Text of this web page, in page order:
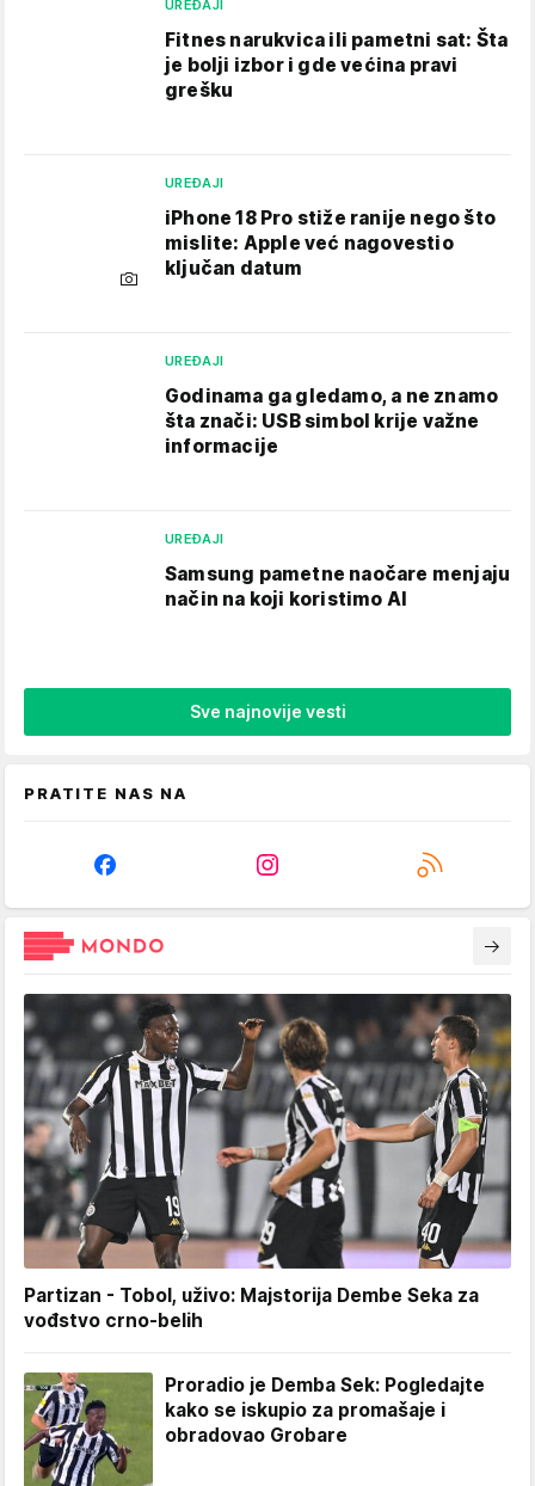
UREĐAJI
Fitnes narukvica ili pametni sat: Šta
je bolji izbor i gde većina pravi
grešku
UREĐAJI
iPhone 18 Pro stiže ranije nego što
mislite: Apple već nagovestio
ključan datum
UREĐAJI
Godinama ga gledamo, a ne znamo
šta znači: USB simbol krije važne
informacije
UREĐAJI
Samsung pametne naočare menjaju
način na koji koristimo AI
Sve najnovije vesti
PRATITE NAS NA
Partizan - Tobol, uživo: Majstorija Dembe Seka za
vođstvo crno-belih
Proradio je Demba Sek: Pogledajte
kako se iskupio za promašaje i
obradovao Grobare